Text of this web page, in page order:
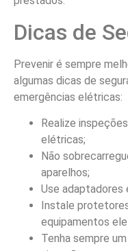
Dicas de
Prevenir é sempre
algumas dicas de
emergências elétricas:
Realize
elétricas;
Não
aparelhos;
Use adaptadores
Instale
equipamentos
Tenha sempre